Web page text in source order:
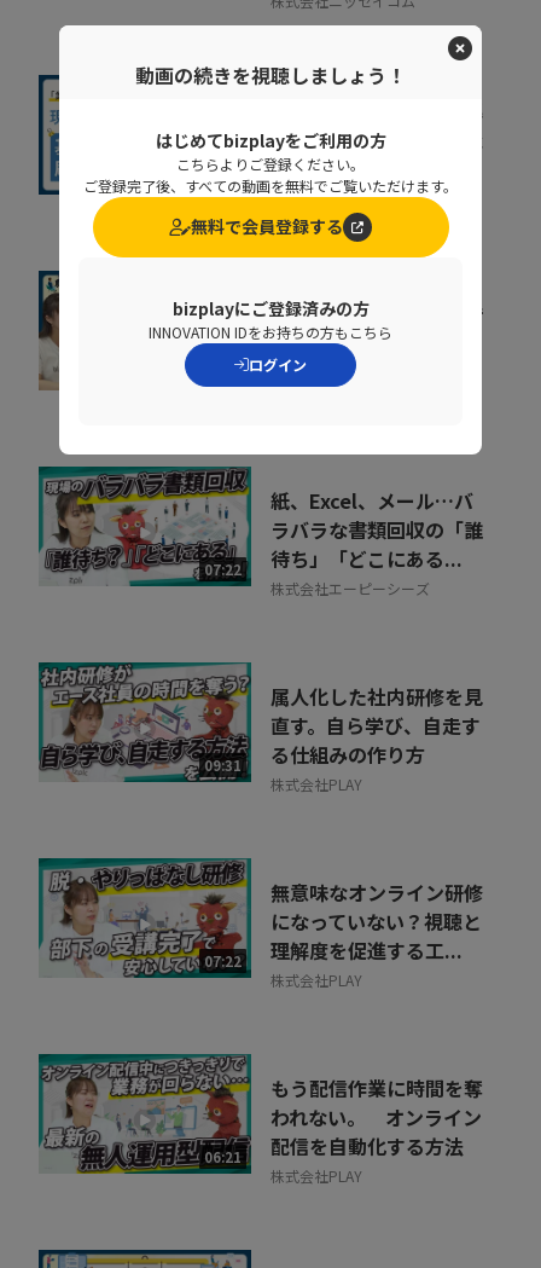
14:29
基幹システムの刷新が進
まない原因とは？要件整
理で手戻りを防ぐポ...
コベルコシステム株式会社
07:35
組織が育たない本当の理
由。 売上の成長ポイン
トを可視化するKPI...
ポーターズ株式会社
07:22
紙、Excel、メール…バ
ラバラな書類回収の「誰
待ち」「どこにある...
株式会社エーピーシーズ
09:31
属人化した社内研修を見
直す。自ら学び、自走す
る仕組みの作り方
株式会社PLAY
07:22
無意味なオンライン研修
になっていない？視聴と
理解度を促進する工...
株式会社PLAY
06:21
もう配信作業に時間を奪
われない。 オンライン
配信を自動化する方法
株式会社PLAY
動画の続きを視聴しましょう！
はじめてbizplayをご利用の方
こちらよりご登録ください。
ご登録完了後、すべての動画を無料でご覧いただけます。
無料で会員登録する
bizplayにご登録済みの方
INNOVATION IDをお持ちの方もこちら
ログイン